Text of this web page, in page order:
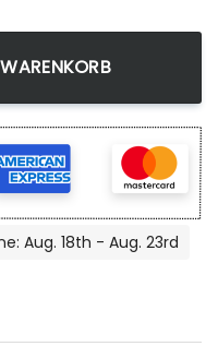
Teppich, Wohnzimmer
Aug. 18th - Aug. 23rd